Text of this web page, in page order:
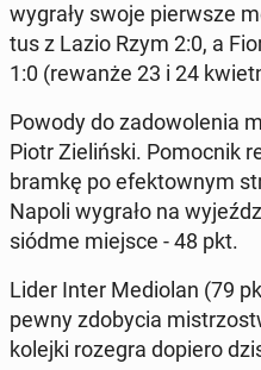
wygrały swoje pier­wsze
tus z Lazio Rzym 2:0, a
1:0 (rewanże 23 i 24
Powody do zad­owole­nia
Piotr Zielińs­ki. Po­moc­nik
bramkę po efek­townym
Napoli wygrało na
siódme miejsce - 48 pkt.
Lider Inter Medi­olan (79
pewny zdoby­cia
kolejki rozegra dopiero